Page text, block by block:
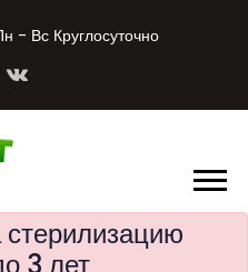
- Вс Круглосуточно